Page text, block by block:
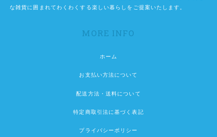
な雑貨に囲まれてわくわくする楽しい暮らしをご提案いたします。
MORE INFO
ホーム
お支払い方法について
配送方法・送料について
特定商取引法に基づく表記
プライバシーポリシー